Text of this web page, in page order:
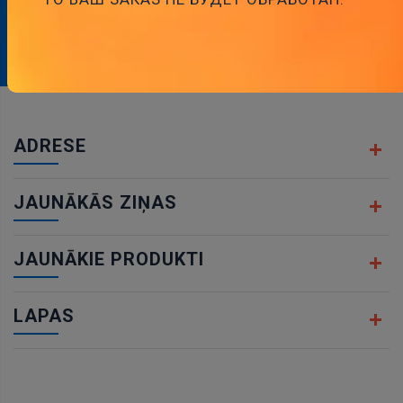
ADRESE
JAUNĀKĀS ZIŅAS
JAUNĀKIE PRODUKTI
LAPAS